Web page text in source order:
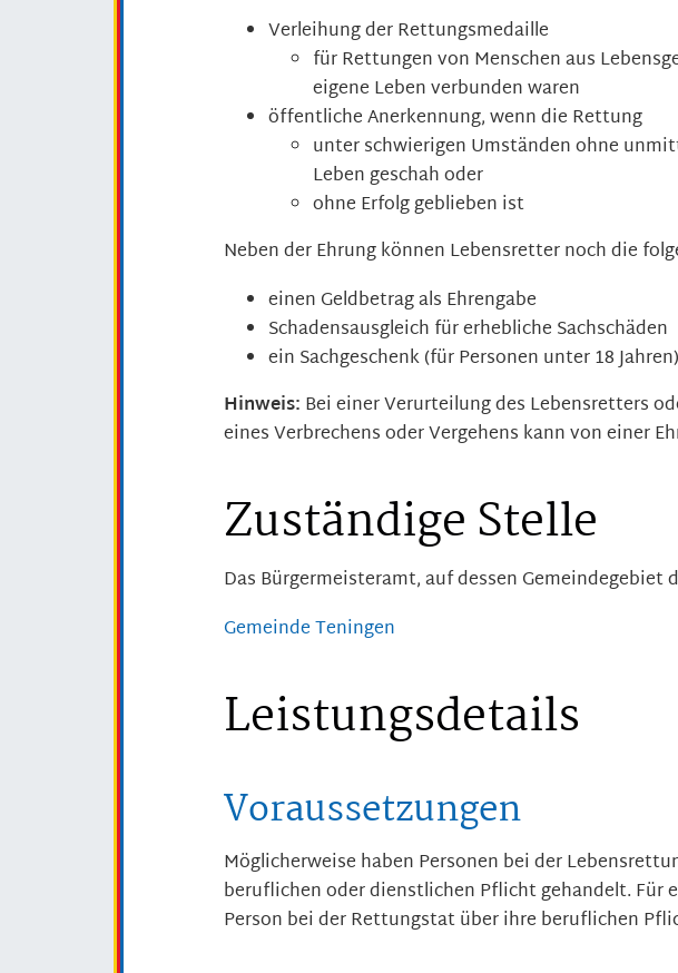
Verleihung der Rettungsmedaille
für Rettungen von Menschen aus
eigene Leben verbunden waren
öffentliche Anerkennung, wenn die Rettung
unter schwierigen Umständen ohne
Leben geschah oder
ohne Erfolg geblieben ist
Neben der Ehrung können Lebensretter noch die
einen Geldbetrag als Ehrengabe
Schadensausgleich für erhebliche Sachschäden
ein Sachgeschenk (für Personen unter 18 Jahren)
Hinweis: Bei einer Verurteilung des Lebensretters
eines Verbrechens oder Vergehens kann von einer
Zuständige Stelle
Das Bürgermeisteramt, auf dessen Gemeindegebiet
Gemeinde Teningen
Leistungsdetails
Voraussetzungen
Möglicherweise haben Personen bei der
beruflichen oder dienstlichen Pflicht gehandelt. Für
Person bei der Rettungstat über ihre beruflichen